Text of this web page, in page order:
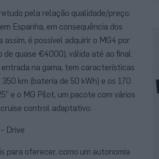
pela relação qualidade/preço.
Espanha, em consequência dos
assim, é possível adquirir o MG4 por
quase €4000), válida até ao final
na gama, tem características
km (bateria de 50 kWh) e os 170
e o MG Pilot, um pacote com vários
control adaptativo.
para oferecer, como um autonomia